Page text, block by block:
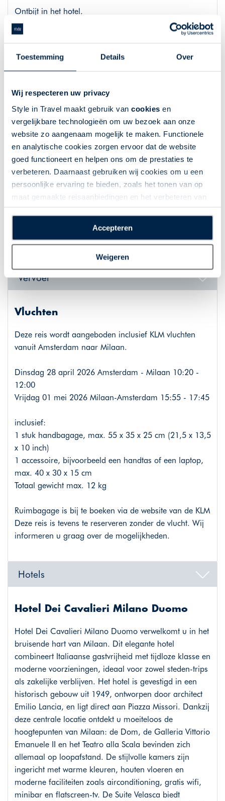
Toestemming Details Over
Wij respecteren uw privacy
Style in Travel maakt gebruik van cookies en
vergelijkbare technologieën om uw bezoek aan onze
website zo aangenaam mogelijk te maken. Functionele
en analytische cookies zorgen ervoor dat de website
goed functioneert en helpen ons om de prestaties te
verbeteren. Daarnaast gebruiken wij cookies om u een
persoonlijke ervaring te bieden, zoals het tonen van op
maat gemaakte reisaanbiedingen en het verbeteren van
plaatsen van alle hierboven beschreven cookies en
technologieën, waarmee persoonlijke gegevens kunnen
worden verzameld. Indien u kiest voor “Weigeren”
plaatsen wij enkel functionele cookies, en zal er geen
Accepteren
Weigeren
Ontbijt in het hotel.
U heeft de dag ter vrije besteding in Milaan.
nader te vermelden kerk of een bezoek aan opera
Pelléas et Mélisande (Debussy) bij te wonen (optioneel).
Dag 4: Uw laatste dag in Milaan
Ontbijt in het hotel.
De ochtend heeft u ter vrije besteding. Aan het begin
van de middag brengt de touringcar u naar de
luchthaven en vliegt u terug naar Nederland.
reis
Hotel Dei Cavalieri Milano Duomo (4*)
Vervoer
Vluchten
Deze reis wordt aangeboden inclusief KLM vluchten
vanuit Amsterdam naar Milaan.
Dinsdag 28 april 2026 Amsterdam - Milaan 10:20 -
12:00
Vrijdag 01 mei 2026 Milaan-Amsterdam 15:55 - 17:45
inclusief:
1 stuk handbagage, max. 55 x 35 x 25 cm (21,5 x 13,5
x 10 inch)
1 accessoire, bijvoorbeeld een handtas of een laptop,
max. 40 x 30 x 15 cm
Totaal gewicht max. 12 kg
Ruimbagage is bij te boeken via de website van de KLM
Deze reis is tevens te reserveren zonder de vlucht. Wij
informeren u graag over de mogelijkheden.
Hotels
Hotel Dei Cavalieri Milano Duomo
Hotel Dei Cavalieri Milano Duomo verwelkomt u in het
bruisende hart van Milaan. Dit elegante hotel
combineert Italiaanse gastvrijheid met tijdloze klasse en
moderne voorzieningen, ideaal voor zowel steden-trips
als zakelijke verblijven. Het hotel is gevestigd in een
historisch gebouw uit 1949, ontworpen door architect
Emilio Lancia, en ligt direct aan Piazza Missori. Dankzij
deze centrale locatie ontdekt u moeiteloos de
hoogtepunten van Milaan: de Dom, de Galleria Vittorio
Emanuele II en het Teatro alla Scala bevinden zich
allemaal op loopafstand. De stijlvolle kamers zijn
ingericht met warme kleuren, houten vloeren en
moderne faciliteiten zoals airconditioning, gratis wifi,
minibar en flatscreen-tv. De Suite Velasca biedt